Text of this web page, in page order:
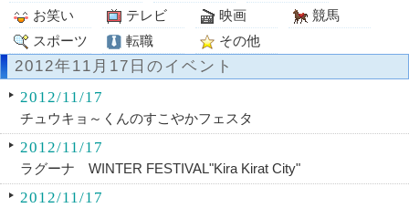
お笑い
テレビ 映画
競馬
スポーツ
転職 その他
2012年11月17日のイベント
2012/11/17
チュウキョ～くんのすこやかフェスタ
2012/11/17
ラグーナ WINTER FESTIVAL"Kira Kirat City"
2012/11/17